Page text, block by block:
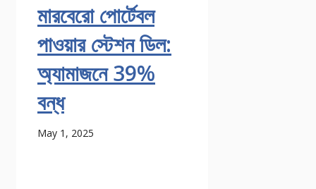
মারবেরো পোর্টেবল
পাওয়ার স্টেশন ডিল:
অ্যামাজনে 39%
বন্ধ
May 1, 2025